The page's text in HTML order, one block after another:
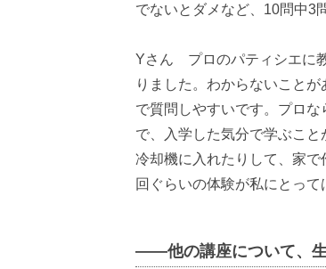
でないとダメなど、10問中3
Yさん プロのパティシエに
りました。わからないこと
で質問しやすいです。プロ
で、入学した気分で学ぶこ
冷却機に入れたりして、家
回ぐらいの体験が私にとって
――他の講座について、生